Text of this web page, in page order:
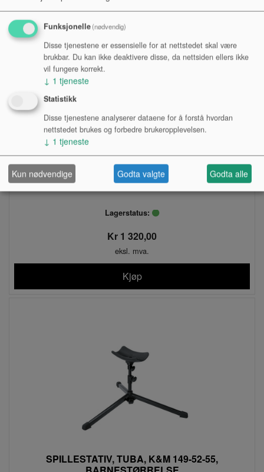
SPILLESTATIV, TUBA, K&M 149-50-55
Lagerstatus:
Kr 1 320,00
eksl. mva.
Kjøp
SPILLESTATIV, TUBA, K&M 149-52-55,
Funksjonelle(nødvendig)
Disse tjenestene er essensielle for at nettstedet skal være
brukbar. Du kan ikke deaktivere disse, da nettsiden ellers ikke
vil fungere korrekt.
↓ 1 tjeneste
Statistikk
Disse tjenestene analyserer dataene for å forstå hvordan
nettstedet brukes og forbedre brukeropplevelsen.
↓ 1 tjeneste
Kun nødvendige Godta valgte Godta alle